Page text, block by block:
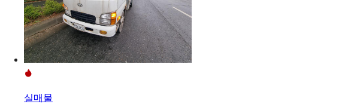
실매물